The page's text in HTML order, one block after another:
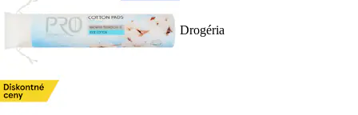
Drogéria